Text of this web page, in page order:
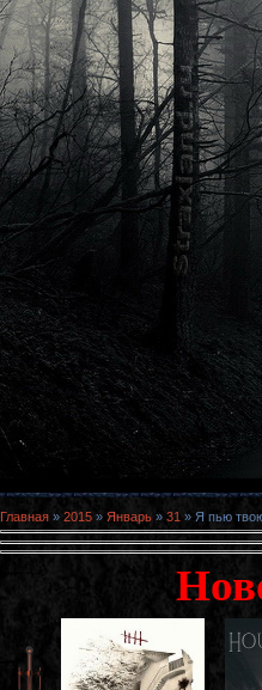
Главная » 2015 » Январь » 31 » Я пью